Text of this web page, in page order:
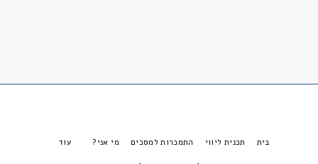
בית תכנית ליווי התמכרות למסכים מי אני? עוד